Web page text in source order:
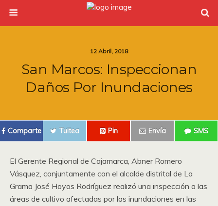
12 Abril, 2018
San Marcos: Inspeccionan
Daños Por Inundaciones
Comparte Tuitea Pin Envía SMS
El Gerente Regional de Cajamarca, Abner Romero
Vásquez, conjuntamente con el alcalde distrital de La
Grama José Hoyos Rodríguez realizó una inspección a las
áreas de cultivo afectadas por las inundaciones en las